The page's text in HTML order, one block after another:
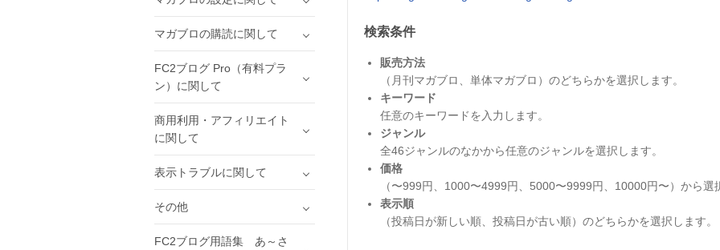
検索条件
販売方法
（月刊マガブロ、単体マガブロ）のどちらかを選択します。
キーワード
任意のキーワードを入力します。
ジャンル
全46ジャンルのなかから任意のジャンルを選択します。
価格
（〜999円、1000〜4999円、5000〜9999円、10000円〜）から選
表示順
（投稿日が新しい順、投稿日が古い順）のどちらかを選択します。
マガブロの購読に関して
FC2ブログ Pro（有料プラ
ン）に関して
商用利用・アフィリエイト
に関して
表示トラブルに関して
その他
FC2ブログ用語集 あ～さ